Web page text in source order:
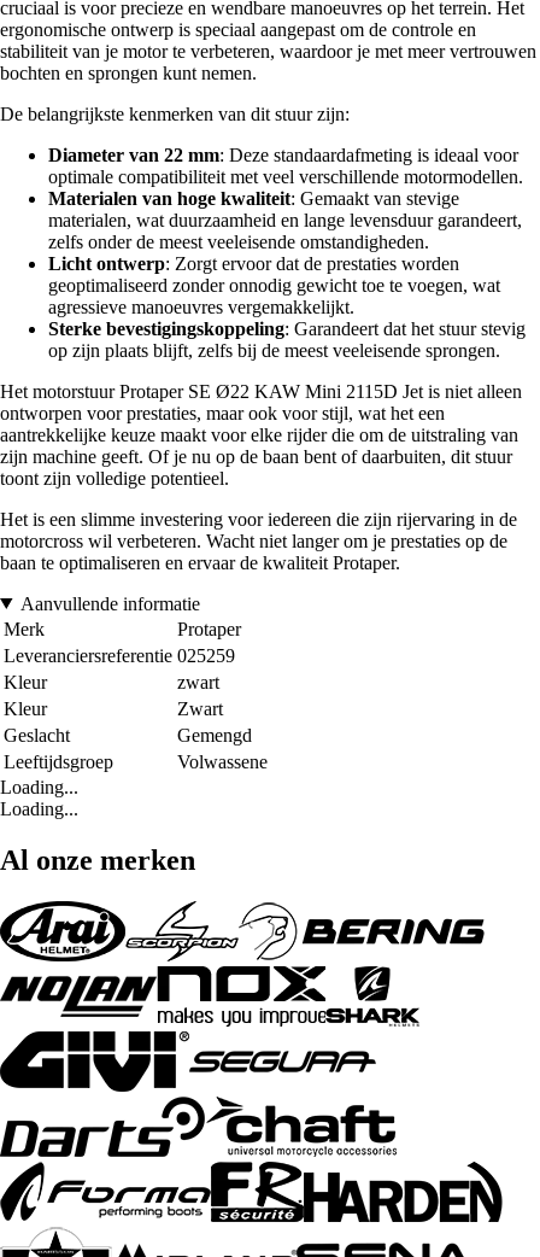
cruciaal is voor precieze en wendbare manoeuvres op het terrein. Het
ergonomische ontwerp is speciaal aangepast om de controle en
stabiliteit van je motor te verbeteren, waardoor je met meer vertrouwen
bochten en sprongen kunt nemen.
De belangrijkste kenmerken van dit stuur zijn:
Diameter van 22 mm: Deze standaardafmeting is ideaal voor
optimale compatibiliteit met veel verschillende motormodellen.
Materialen van hoge kwaliteit: Gemaakt van stevige
materialen, wat duurzaamheid en lange levensduur garandeert,
zelfs onder de meest veeleisende omstandigheden.
Licht ontwerp: Zorgt ervoor dat de prestaties worden
geoptimaliseerd zonder onnodig gewicht toe te voegen, wat
agressieve manoeuvres vergemakkelijkt.
Sterke bevestigingskoppeling: Garandeert dat het stuur stevig
op zijn plaats blijft, zelfs bij de meest veeleisende sprongen.
Het motorstuur Protaper SE Ø22 KAW Mini 2115D Jet is niet alleen
ontworpen voor prestaties, maar ook voor stijl, wat het een
aantrekkelijke keuze maakt voor elke rijder die om de uitstraling van
zijn machine geeft. Of je nu op de baan bent of daarbuiten, dit stuur
toont zijn volledige potentieel.
Het is een slimme investering voor iedereen die zijn rijervaring in de
motorcross wil verbeteren. Wacht niet langer om je prestaties op de
baan te optimaliseren en ervaar de kwaliteit Protaper.
Aanvullende informatie
Merk
Protaper
Leveranciersreferentie 025259
Kleur
zwart
Kleur
Zwart
Geslacht
Gemengd
Leeftijdsgroep
Volwassene
Loading...
Loading...
Al onze merken